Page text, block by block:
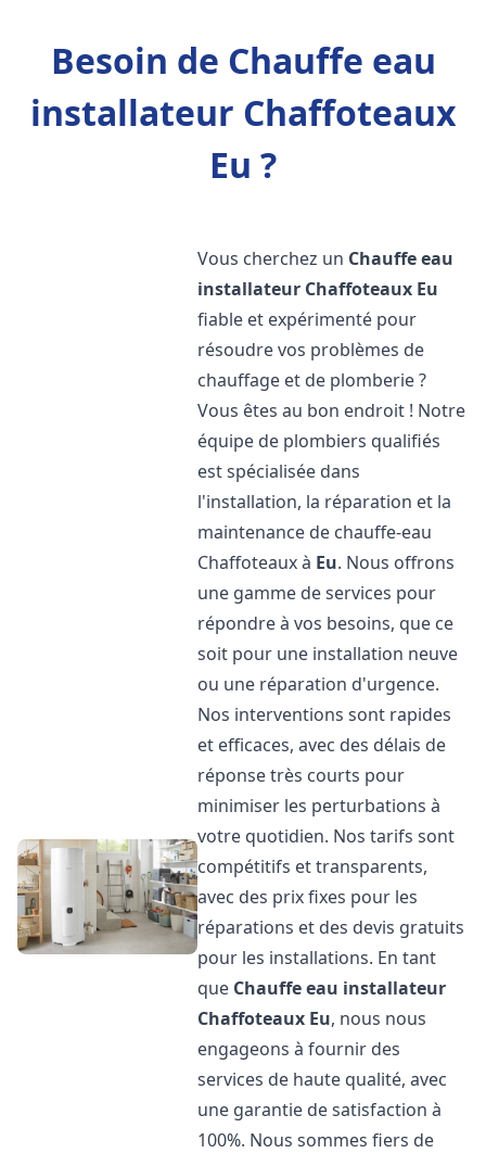
Besoin de Chauffe eau
installateur Chaffoteaux
Eu ?
Vous cherchez un Chauffe eau
installateur Chaffoteaux Eu
fiable et expérimenté pour
résoudre vos problèmes de
chauffage et de plomberie ?
Vous êtes au bon endroit ! Notre
équipe de plombiers qualifiés
est spécialisée dans
l'installation, la réparation et la
maintenance de chauffe-eau
Chaffoteaux à Eu. Nous offrons
une gamme de services pour
répondre à vos besoins, que ce
soit pour une installation neuve
ou une réparation d'urgence.
Nos interventions sont rapides
et efficaces, avec des délais de
réponse très courts pour
minimiser les perturbations à
votre quotidien. Nos tarifs sont
compétitifs et transparents,
avec des prix fixes pour les
réparations et des devis gratuits
pour les installations. En tant
que Chauffe eau installateur
Chaffoteaux Eu, nous nous
engageons à fournir des
services de haute qualité, avec
une garantie de satisfaction à
100%. Nous sommes fiers de